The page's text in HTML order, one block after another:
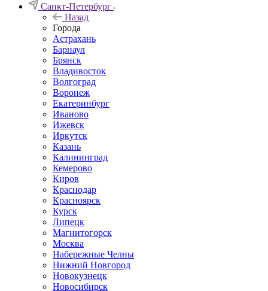
Санкт-Петербург
Назад
Города
Астрахань
Барнаул
Брянск
Владивосток
Волгоград
Воронеж
Екатеринбург
Иваново
Ижевск
Иркутск
Казань
Калининград
Кемерово
Киров
Краснодар
Красноярск
Курск
Липецк
Магнитогорск
Москва
Набережные Челны
Нижний Новгород
Новокузнецк
Новосибирск